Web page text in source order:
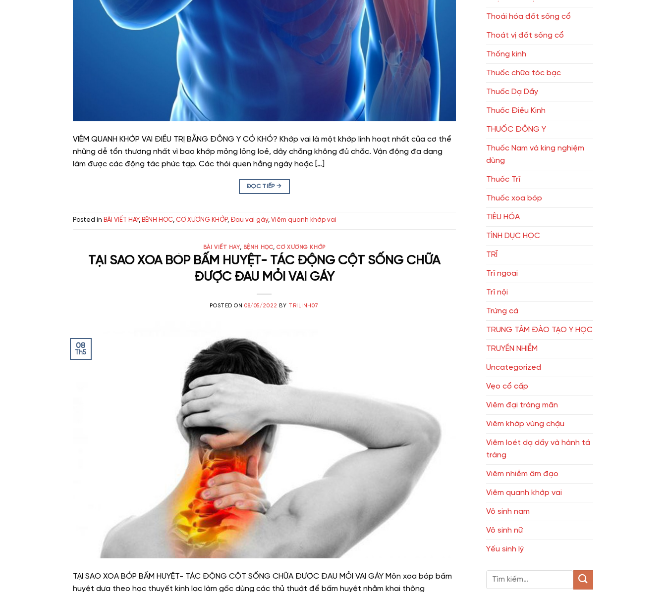
VIÊM QUANH KHỚP VAI ĐIỀU TRỊ BẰNG ĐÔNG Y CÓ KHÓ? Khớp vai là một khớp linh hoạt nhất của cơ thể
những dễ tổn thương nhất vì bao khớp mỏng lỏng loẻ, dây chằng không đủ chắc. Vận động đa dạng
làm được các động tác phức tạp. Các thói quen hằng ngày hoặc […]
ĐỌC TIẾP→
Posted in BÀI VIẾT HAY, BỆNH HỌC, CƠ XƯƠNG KHỚP, Đau vai gáy, Viêm quanh khớp vai
BÀI VIẾT HAY, BỆNH HỌC,CƠ XƯƠNG KHỚP
TẠI SAO XOA BÓP BẤM HUYỆT- TÁC ĐỘNG CỘT SỐNG CHỮA
ĐƯỢC ĐAU MỎI VAI GÁY
POSTED ON08/05/2022 BY TRILINH07
08
Th5
TẠI SAO XOA BÓP BẤM HUYỆT- TÁC ĐỘNG CỘT SỐNG CHỮA ĐƯỢC ĐAU MỎI VAI GÁY Môn xoa bóp bấm
huyệt dựa theo học thuyết kinh lạc làm gốc dùng các thủ thuật để bấm huyệt nhằm khai thông
Thoái hóa đốt sống cổ
Thoát vị đốt sống cổ
Thống kinh
Thuốc chữa tóc bạc
Thuốc Dạ Dầy
Thuốc Điều Kinh
THUỐC ĐÔNG Y
Thuốc Nam và king nghiệm
dùng
Thuốc Trĩ
Thuốc xoa bóp
TIÊU HÓA
TÌNH DỤC HỌC
TRĨ
Trĩ ngoại
Trĩ nội
Trứng cá
TRUNG TÂM ĐÀO TẠO Y HỌC
TRUYỀN NHIỄM
Uncategorized
Vẹo cổ cấp
Viêm đại tràng mãn
Viêm khớp vùng chậu
Viêm loét dạ dầy và hành tá
tràng
Viêm nhiễm âm đạo
Viêm quanh khớp vai
Vô sinh nam
Vô sinh nữ
Yếu sinh lý